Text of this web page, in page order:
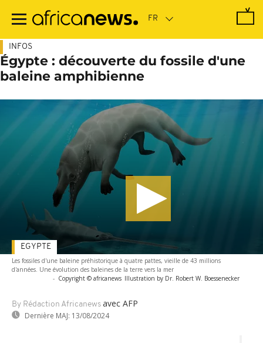
contenu
INFOS
Égypte : découverte du fossile d'une
baleine amphibienne
Les fossiles d'une baleine préhistorique à quatre pattes, vieille de 43 millions
d'années. Une évolution des baleines de la terre vers la mer
- Copyright © africanews Illustration by Dr. Robert W. Boessenecker
By Rédaction Africanews avec AFP
Dernière MAJ: 13/08/2024
EGYPTE